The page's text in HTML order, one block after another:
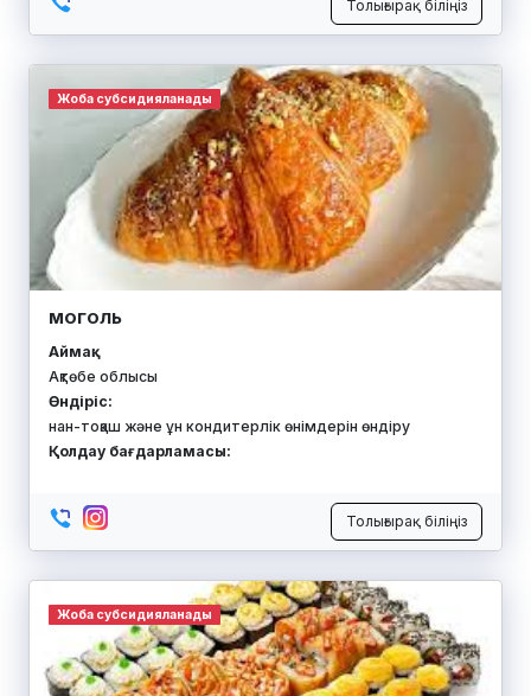
Толығырақ біліңіз
Жоба субсидияланады
МОГОЛЬ
Аймақ:
Ақтөбе облысы
Өндіріс:
нан-тоқаш және ұн кондитерлік өнімдерін өндіру
Қолдау бағдарламасы:
Толығырақ біліңіз
Жоба субсидияланады